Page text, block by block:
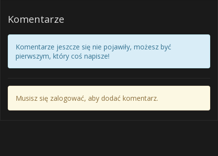
Komentarze
Komentarze jeszcze się nie pojawiły, możesz być
pierwszym, który coś napisze!
Musisz się zalogować, aby dodać komentarz.